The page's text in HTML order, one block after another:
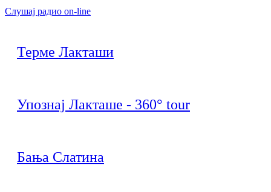
Слушај радио on-line
Терме Лакташи
Упознај Лакташе - 360° tour
Бања Слатина